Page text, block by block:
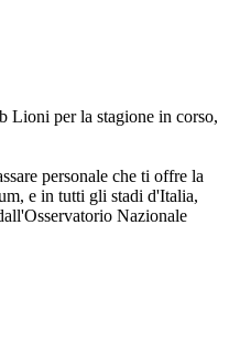
Lioni per la stagione in corso,
personale che ti offre la
e in tutti gli stadi d'Italia,
Nazionale